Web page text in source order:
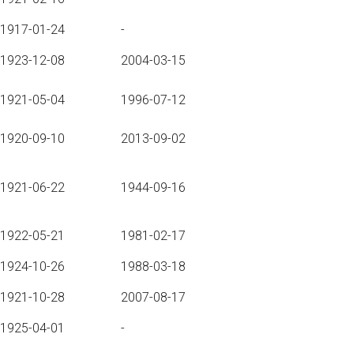
1917-01-24 -
1923-12-08
2004-03-15
1921-05-04 1996-07-12
1920-09-10 2013-09-02
1921-06-22 1944-09-16
1922-05-21 1981-02-17
1924-10-26 1988-03-18
1921-10-28 2007-08-17
1925-04-01 -